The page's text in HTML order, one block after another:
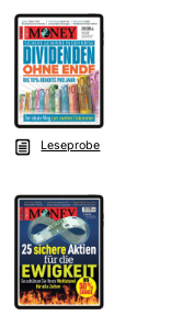
Leseprobe